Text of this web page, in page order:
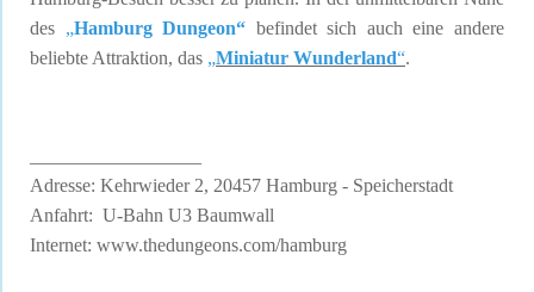
des „Hamburg Dungeon“ befindet sich auch eine andere
beliebte Attraktion, das „Miniatur Wunderland“.
Adresse: Kehrwieder 2, 20457 Hamburg - Speicherstadt
Anfahrt: U-Bahn U3 Baumwall
Internet: www.thedungeons.com/hamburg